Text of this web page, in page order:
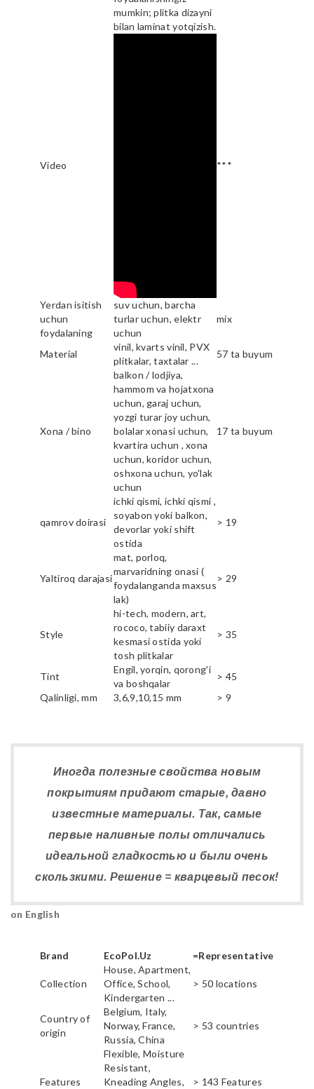
mumkin; plitka dizayni
bilan laminat yotqizish.
Video ***
Yerdan isitish
uchun
foydalaning
suv uchun, barcha
turlar uchun, elektr
uchun
mix
Material
vinil, kvarts vinil, PVX
plitkalar, taxtalar ...
57 ta buyum
Xona / bino
balkon / lodjiya,
hammom va hojatxona
uchun, garaj uchun,
yozgi turar joy uchun,
bolalar xonasi uchun,
kvartira uchun , xona
uchun, koridor uchun,
oshxona uchun, yo'lak
uchun
17 ta buyum
qamrov doirasi
ichki qismi, ichki qismi ,
soyabon yoki balkon,
devorlar yoki shift
ostida
> 19
Yaltiroq darajasi
mat, porloq,
marvaridning onasi (
foydalanganda maxsus
lak)
> 29
Style
hi-tech, modern, art,
rococo, tabiiy daraxt
kesmasi ostida yoki
tosh plitkalar
> 35
Tint
Engil, yorqin, qorong'i
va boshqalar
> 45
Qalinligi, mm
3,6,9,10,15 mm > 9
Иногда полезные свойства новым
покрытиям придают старые, давно
известные материалы. Так, самые
первые наливные полы отличались
идеальной гладкостью и были очень
скользкими. Решение = кварцевый песок!
on English
Brand EcoPol.Uz =Representative
Collection
House, Apartment,
Office, School,
Kindergarten ...
> 50 locations
Country of
origin
Belgium, Italy,
Norway, France,
Russia, China
> 53 countries
Features
Flexible, Moisture
Resistant,
Kneading Angles,
> 143 Features